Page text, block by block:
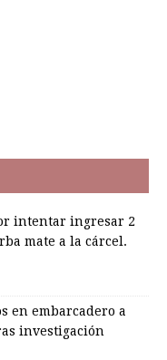
intentar ingresar 2
mate a la cárcel.
en embarcadero a
investigación